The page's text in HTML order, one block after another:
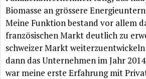
Biomasse an grössere
Meine Funktion bestand vor allem
französischen Markt deutlich zu
schweizer Markt
dann das Unternehmen im Jahr
war meine erste Erfahrung mit